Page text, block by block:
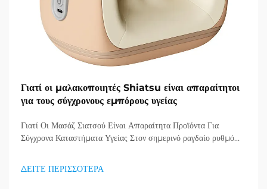
Γιατί οι μαλακοποιητές Shiatsu είναι απαραίτητοι
για τους σύγχρονους εμπόρους υγείας
Γιατί Οι Μασάζ Σιατσού Είναι Απαραίτητα Προϊόντα Για
Σύγχρονα Καταστήματα Υγείας Στον σημερινό ραγδαίο ρυθμό
περισσότερο αποτελεσματικούς τρόπους να δίνουν
ΔΕΙΤΕ ΠΕΡΙΣΣΟΤΕΡΑ